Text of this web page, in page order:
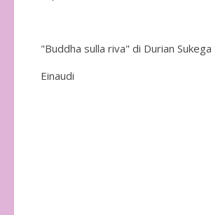
"Buddha sulla riva" di Durian
Einaudi